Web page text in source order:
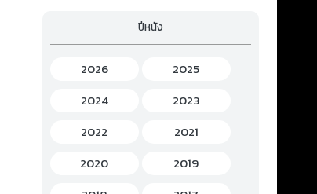
Fantasy (แฟนตาซี)
Game (เกม)
Gourmet (อาหาร)
Hentai (เฮ็นไต)
History (ประวัติศาสตร์)
Horror (สยองขวัญ)
ปีหนัง
2026
2025
2024
2023
2022
2021
2020
2019